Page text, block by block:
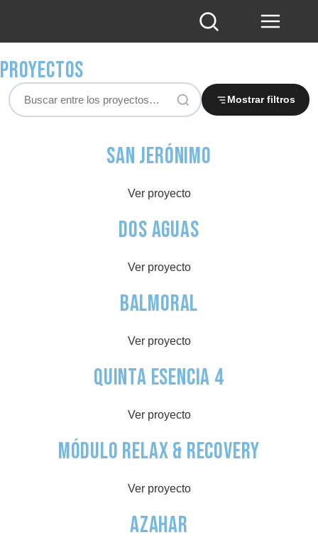
Proyectos
Mostrar filtros
San Jerónimo
Ver proyecto
Dos aguas
Ver proyecto
Balmoral
Ver proyecto
Quinta Esencia 4
Ver proyecto
Módulo Relax & Recovery
Ver proyecto
Azahar